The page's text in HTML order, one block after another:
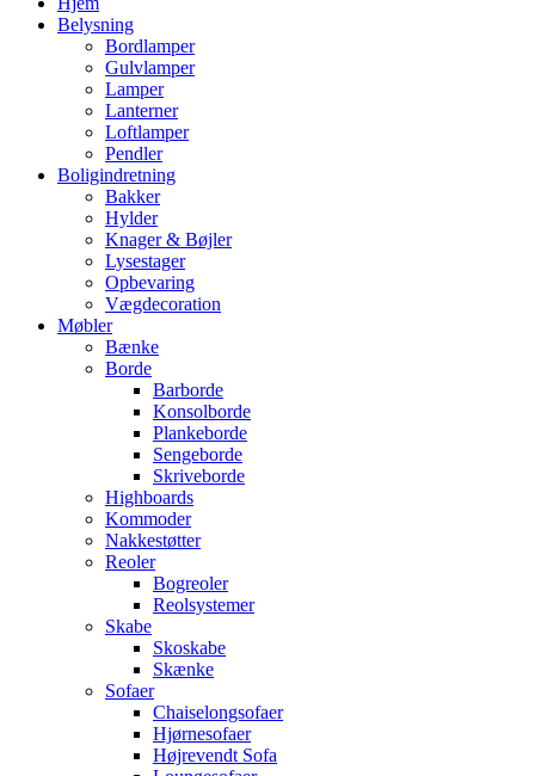
Belysning
Bordlamper
Gulvlamper
Lamper
Lanterner
Loftlamper
Pendler
Boligindretning
Bakker
Hylder
Knager & Bøjler
Lysestager
Opbevaring
Vægdecoration
Møbler
Bænke
Borde
Barborde
Konsolborde
Plankeborde
Sengeborde
Skriveborde
Highboards
Kommoder
Nakkestøtter
Reoler
Bogreoler
Reolsystemer
Skabe
Skoskabe
Skænke
Sofaer
Chaiselongsofaer
Hjørnesofaer
Højrevendt Sofa